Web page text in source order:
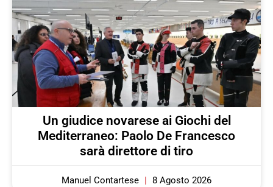
Un giudice novarese ai Giochi del
Mediterraneo: Paolo De Francesco
sarà direttore di tiro
Manuel Contartese 8 Agosto 2026